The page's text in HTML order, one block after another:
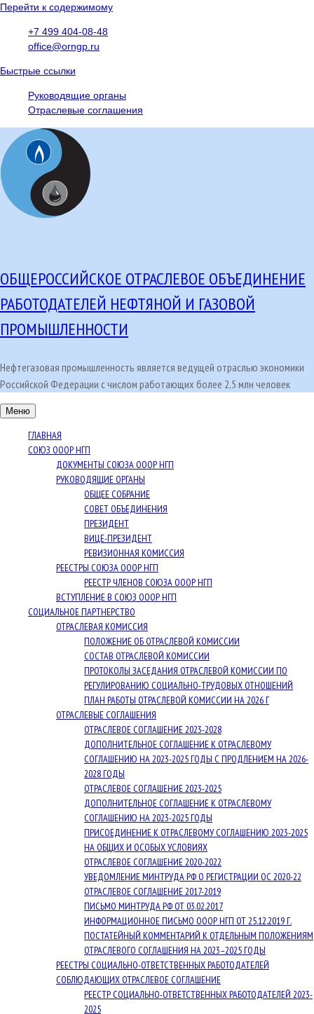
Перейти к содержимому
+7 499 404-08-48
office@orngp.ru
Быстрые ссылки
Руководящие органы
Отраслевые соглашения
ОБЩЕРОССИЙСКОЕ ОТРАСЛЕВОЕ ОБЪЕДИНЕНИЕ
РАБОТОДАТЕЛЕЙ НЕФТЯНОЙ И ГАЗОВОЙ
ПРОМЫШЛЕННОСТИ
Нефтегазовая промышленность является ведущей отраслью экономики
Российской Федерации с числом работающих более 2,5 млн человек
Меню
ГЛАВНАЯ
СОЮЗ ОООР НГП
ДОКУМЕНТЫ СОЮЗА ОООР НГП
РУКОВОДЯЩИЕ ОРГАНЫ
ОБЩЕЕ СОБРАНИЕ
СОВЕТ ОБЪЕДИНЕНИЯ
ПРЕЗИДЕНТ
ВИЦЕ-ПРЕЗИДЕНТ
РЕВИЗИОННАЯ КОМИССИЯ
РЕЕСТРЫ СОЮЗА ОООР НГП
РЕЕСТР ЧЛЕНОВ СОЮЗА ОООР НГП
ВСТУПЛЕНИЕ В СОЮЗ ОООР НГП
СОЦИАЛЬНОЕ ПАРТНЕРСТВО
ОТРАСЛЕВАЯ КОМИССИЯ
ПОЛОЖЕНИЕ ОБ ОТРАСЛЕВОЙ КОМИССИИ
СОСТАВ ОТРАСЛЕВОЙ КОМИССИИ
ПРОТОКОЛЫ ЗАСЕДАНИЯ ОТРАСЛЕВОЙ КОМИССИИ ПО
РЕГУЛИРОВАНИЮ СОЦИАЛЬНО-ТРУДОВЫХ ОТНОШЕНИЙ
ПЛАН РАБОТЫ ОТРАСЛЕВОЙ КОМИССИИ НА 2026 Г
ОТРАСЛЕВЫЕ СОГЛАШЕНИЯ
ОТРАСЛЕВОЕ СОГЛАШЕНИЕ 2023-2028
ДОПОЛНИТЕЛЬНОЕ СОГЛАШЕНИЕ К ОТРАСЛЕВОМУ
СОГЛАШЕНИЮ НА 2023-2025 ГОДЫ С ПРОДЛЕНИЕМ НА 2026-
2028 ГОДЫ
ОТРАСЛЕВОЕ СОГЛАШЕНИЕ 2023-2025
ДОПОЛНИТЕЛЬНОЕ СОГЛАШЕНИЕ К ОТРАСЛЕВОМУ
СОГЛАШЕНИЮ НА 2023-2025 ГОДЫ
ПРИСОЕДИНЕНИЕ К ОТРАСЛЕВОМУ СОГЛАШЕНИЮ 2023-2025
НА ОБЩИХ И ОСОБЫХ УСЛОВИЯХ
ОТРАСЛЕВОЕ СОГЛАШЕНИЕ 2020-2022
УВЕДОМЛЕНИЕ МИНТРУДА РФ О РЕГИСТРАЦИИ ОС 2020-22
ОТРАСЛЕВОЕ СОГЛАШЕНИЕ 2017-2019
ПИСЬМО МИНТРУДА РФ ОТ 03.02.2017
ИНФОРМАЦИОННОЕ ПИСЬМО ОООР НГП ОТ 25.12.2019 Г.
ПОСТАТЕЙНЫЙ КОММЕНТАРИЙ К ОТДЕЛЬНЫМ ПОЛОЖЕНИЯМ
ОТРАСЛЕВОГО СОГЛАШЕНИЯ НА 2023–2025 ГОДЫ
РЕЕСТРЫ СОЦИАЛЬНО-ОТВЕТСТВЕННЫХ РАБОТОДАТЕЛЕЙ
СОБЛЮДАЮЩИХ ОТРАСЛЕВОЕ СОГЛАШЕНИЕ
РЕЕСТР СОЦИАЛЬНО-ОТВЕТСТВЕННЫХ РАБОТОДАТЕЛЕЙ 2023-
2025